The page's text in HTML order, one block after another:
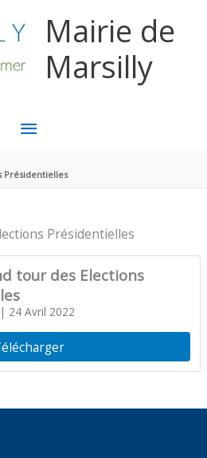
Mairie de
Marsilly
MENU
PRINCIPAL
Présidentielles
Présidentielles
tour des Elections
| 24 Avril 2022